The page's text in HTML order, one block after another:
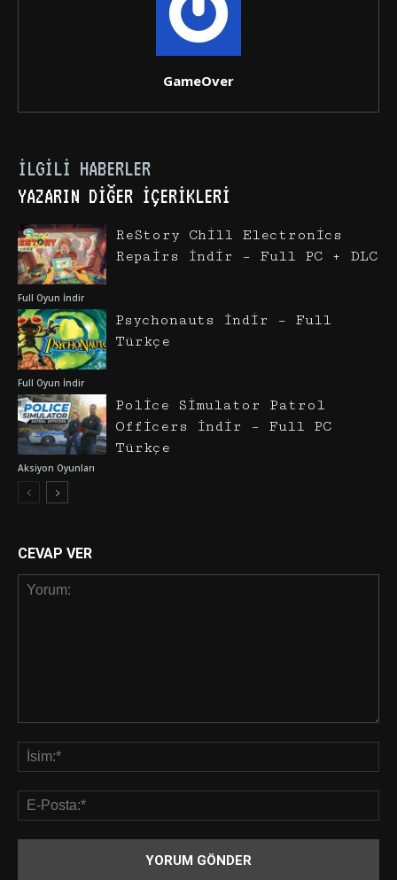
GameOver
İLGILI HABERLER
YAZARIN DIĞER İÇERIKLERI
Full Oyun İndir
ReStory Chill Electronics
Repairs İndir – Full PC + DLC
Full Oyun İndir
Psychonauts İndir – Full
Türkçe
Aksiyon Oyunları
Police Simulator Patrol
Officers İndir – Full PC
Türkçe
CEVAP VER